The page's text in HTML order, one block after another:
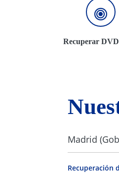
Recuperar
Madrid
Recuperación